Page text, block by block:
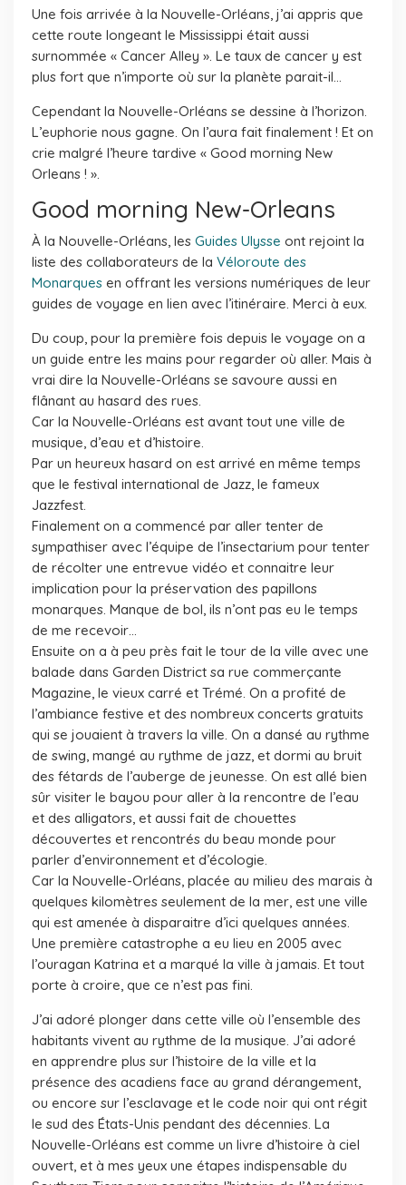
Une fois arrivée à la Nouvelle-Orléans, j’ai appris que
cette route longeant le Mississippi était aussi
surnommée « Cancer Alley ». Le taux de cancer y est
plus fort que n’importe où sur la planète parait-il…
Cependant la Nouvelle-Orléans se dessine à l’horizon.
L’euphorie nous gagne. On l’aura fait finalement ! Et on
crie malgré l’heure tardive « Good morning New
Orleans ! ».
Good morning New-Orleans
À la Nouvelle-Orléans, les Guides Ulysse ont rejoint la
liste des collaborateurs de la Véloroute des
Monarques en offrant les versions numériques de leur
guides de voyage en lien avec l’itinéraire. Merci à eux.
Du coup, pour la première fois depuis le voyage on a
un guide entre les mains pour regarder où aller. Mais à
vrai dire la Nouvelle-Orléans se savoure aussi en
flânant au hasard des rues.
Car la Nouvelle-Orléans est avant tout une ville de
musique, d’eau et d’histoire.
Par un heureux hasard on est arrivé en même temps
que le festival international de Jazz, le fameux
Jazzfest.
Finalement on a commencé par aller tenter de
sympathiser avec l’équipe de l’insectarium pour tenter
de récolter une entrevue vidéo et connaitre leur
implication pour la préservation des papillons
monarques. Manque de bol, ils n’ont pas eu le temps
de me recevoir…
Ensuite on a à peu près fait le tour de la ville avec une
balade dans Garden District sa rue commerçante
Magazine, le vieux carré et Trémé. On a profité de
l’ambiance festive et des nombreux concerts gratuits
qui se jouaient à travers la ville. On a dansé au rythme
de swing, mangé au rythme de jazz, et dormi au bruit
des fétards de l’auberge de jeunesse. On est allé bien
sûr visiter le bayou pour aller à la rencontre de l’eau
et des alligators, et aussi fait de chouettes
découvertes et rencontrés du beau monde pour
parler d’environnement et d’écologie.
Car la Nouvelle-Orléans, placée au milieu des marais à
quelques kilomètres seulement de la mer, est une ville
qui est amenée à disparaitre d’ici quelques années.
Une première catastrophe a eu lieu en 2005 avec
l’ouragan Katrina et a marqué la ville à jamais. Et tout
porte à croire, que ce n’est pas fini.
J’ai adoré plonger dans cette ville où l’ensemble des
habitants vivent au rythme de la musique. J’ai adoré
en apprendre plus sur l’histoire de la ville et la
présence des acadiens face au grand dérangement,
ou encore sur l’esclavage et le code noir qui ont régit
le sud des États-Unis pendant des décennies. La
Nouvelle-Orléans est comme un livre d’histoire à ciel
ouvert, et à mes yeux une étapes indispensable du